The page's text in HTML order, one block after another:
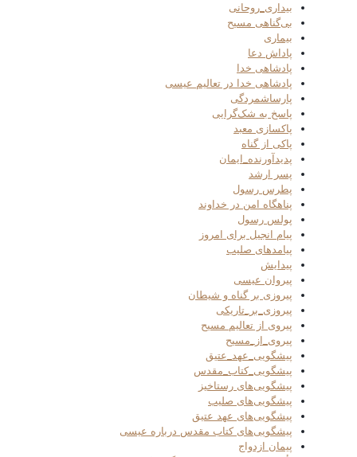
بیداری_روحانی
بی‌گناهی مسیح
بیماری
پاداش دعا
پادشاهی خدا
پادشاهی خدا در تعالیم عیسی
پارساشمردگی
پاسخ به شک‌گرایی
پاکسازی معبد
پاکی از گناه
پدیدآورنده_ایمان
پسر ارشد
پطرس رسول
پناهگاه امن در خداوند
پولس رسول
پیام انجیل برای امروز
پیامدهای صلیب
پیدایش
پیروان عیسی
پیروزی بر گناه و شیطان
پیروزی_بر_تاریکی
پیروی از تعالیم مسیح
پیروی_از_مسیح
پیشگویی_عهد_عتیق
پیشگویی_کتاب_مقدس
پیشگویی‌های رستاخیز
پیشگویی‌های صلیب
پیشگویی‌های عهد عتیق
پیشگویی‌های کتاب مقدس درباره عیسی
پیمان ازدواج